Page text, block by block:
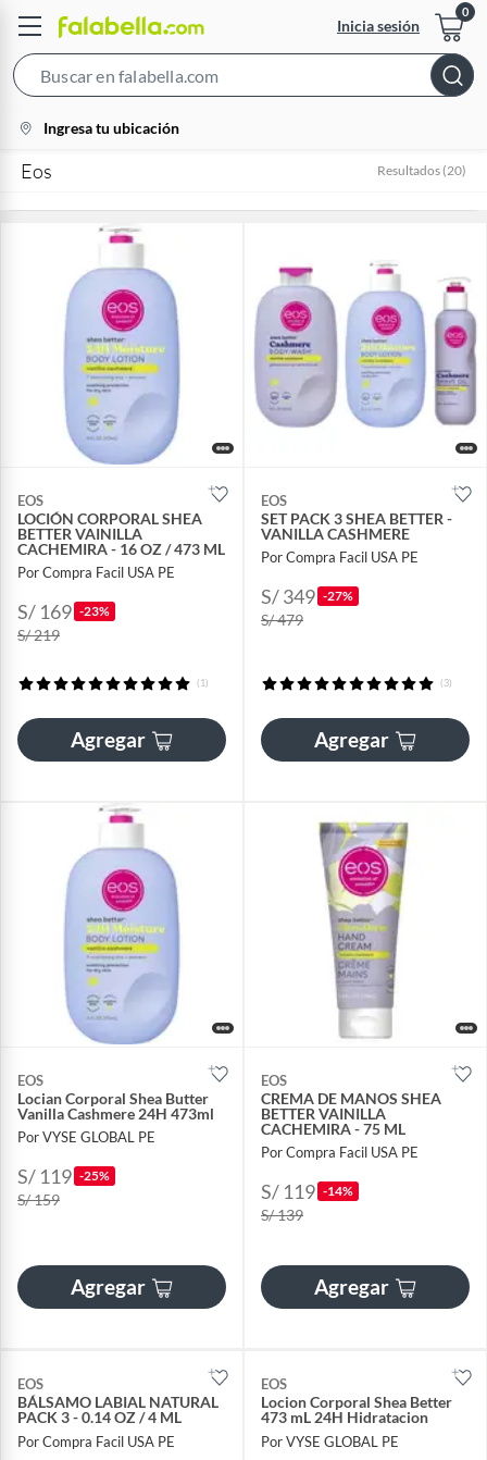
Inicia sesión
Bar
location-
icon
Ingresa tu ubicación
Eos Resultados (20)
EOS
LOCIÓN CORPORAL SHEA
BETTER VAINILLA
CACHEMIRA - 16 OZ / 473 ML
Por Compra Facil USA PE
S/ 169 -23%
S/ 219
(1)
Agregar
EOS
SET PACK 3 SHEA BETTER -
VANILLA CASHMERE
Por Compra Facil USA PE
S/ 349 -27%
S/ 479
(3)
Agregar
EOS
Locian Corporal Shea Butter
Vanilla Cashmere 24H 473ml
Por VYSE GLOBAL PE
S/ 119 -25%
S/ 159
Agregar
EOS
CREMA DE MANOS SHEA
BETTER VAINILLA
CACHEMIRA - 75 ML
Por Compra Facil USA PE
S/ 119 -14%
S/ 139
Agregar
EOS
BÁLSAMO LABIAL NATURAL
PACK 3 - 0.14 OZ / 4 ML
Por Compra Facil USA PE
EOS
Locion Corporal Shea Better
473 mL 24H Hidratacion
Por VYSE GLOBAL PE